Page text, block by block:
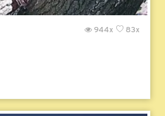
83x
944x